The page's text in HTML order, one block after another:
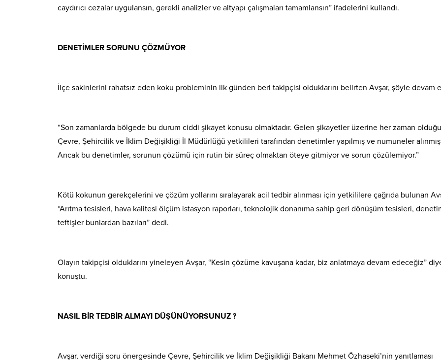
caydırıcı cezalar uygulansın, gerekli analizler ve altyapı çalışmaları tamamlansın” ifadelerini kullandı.
DENETİMLER SORUNU ÇÖZMÜYOR
İlçe sakinlerini rahatsız eden koku probleminin ilk günden beri takipçisi olduklarını belirten Avşar, şöyle devam
“Son zamanlarda bölgede bu durum ciddi şikayet konusu olmaktadır. Gelen şikayetler üzerine her zaman
Çevre, Şehircilik ve İklim Değişikliği İl Müdürlüğü yetkilileri tarafından denetimler yapılmış ve numuneler
Ancak bu denetimler, sorunun çözümü için rutin bir süreç olmaktan öteye gitmiyor ve sorun çözülemiyor.”
Kötü kokunun gerekçelerini ve çözüm yollarını sıralayarak acil tedbir alınması için yetkililere çağrıda bulunan
“Arıtma tesisleri, hava kalitesi ölçüm istasyon raporları, teknolojik donanıma sahip geri dönüşüm tesisleri,
teftişler bunlardan bazıları” dedi.
Olayın takipçisi olduklarını yineleyen Avşar, “Kesin çözüme kavuşana kadar, biz anlatmaya devam edeceğiz”
konuştu.
NASIL BİR TEDBİR ALMAYI DÜŞÜNÜYORSUNUZ ?
Avşar, verdiği soru önergesinde Çevre, Şehircilik ve İklim Değişikliği Bakanı Mehmet Özhaseki’nin yanıtlaması